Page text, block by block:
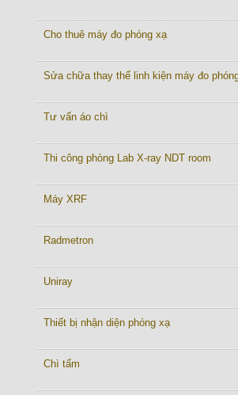
Cho thuê máy đo phóng xạ
Sửa chữa thay thế linh kiện máy đo
Tư vấn áo chì
Thi công phòng Lab X-ray NDT room
Máy XRF
Radmetron
Uniray
Thiết bị nhận diện phóng xạ
Chì tấm